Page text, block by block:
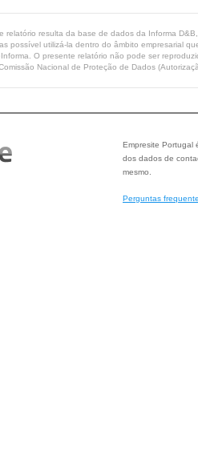
relatório resulta da base de dados da Informa
possível utilizá-la dentro do âmbito empresarial
O presente relatório não pode ser
Nacional de Proteção de Dados
Empresite Portugal
dos dados de
mesmo.
Perguntas